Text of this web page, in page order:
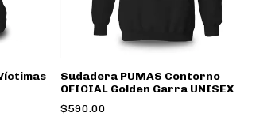
Sudadera PUMAS Contorno
OFICIAL Golden Garra UNISEX
$590.00